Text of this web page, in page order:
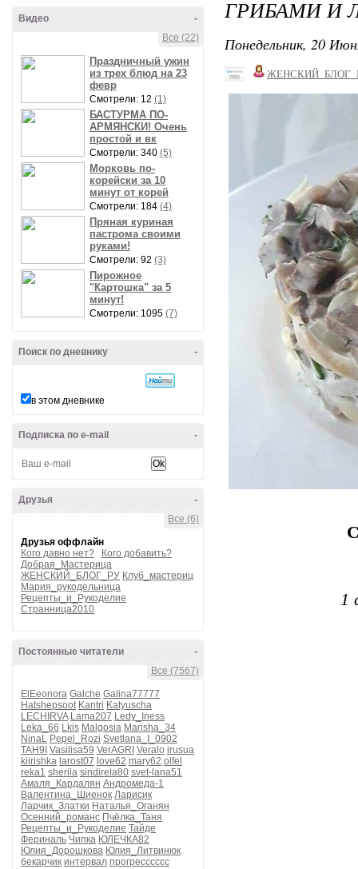
-
Видео
Все (22)
Праздничный ужин
из трех блюд на 23
февр
Смотрели: 12 (1)
БАСТУРМА ПО-
АРМЯНСКИ! Очень
простой и вк
Смотрели: 340 (5)
Морковь по-
корейски за 10
минут от корей
Смотрели: 184 (4)
Пряная куриная
пастрома своими
руками!
Смотрели: 92 (3)
Пирожное
"Картошка" за 5
минут!
Смотрели: 1095 (7)
-
Поиск по дневнику
в этом дневнике
-
Подписка по e-mail
-
Друзья
Все (6)
Друзья оффлайн
Кого давно нет?
Кого добавить?
Добрая_Мастерица
ЖЕНСКИЙ_БЛОГ_РУ Клуб_мастериц
Мария_рукодельница
Рецепты_и_Рукоделие
Странница2010
-
Постоянные читатели
Все (7567)
ElEeonora Galche Galina77777
Hatshepsoot Kantri Katyuscha
LECHIRVA Lama207 Ledy_Iness
Leka_66 Lkis Malgosia Marisha_34
NinaL Pepel_Rozi Svetlana_I_0902
TAH9I Vasilisa59 VerAGRI Veralo irusua
kiirishka larost07 love62 mary62 olfel
reka1 sherila sindirela80 svet-lana51
Амаля_Кардалян Андромеда-1
Валентина_Шиенок Ларисик
Ларчик_Златки Наталья_Оганян
Осенний_романс Пчёлка_Таня
Рецепты_и_Рукоделие Тайде
Фериналь Чипка ЮЛЕЧКА82
Юлия_Дорошкова Юлия_Литвинюк
бекарчик интервал прогресссссс
ГРИБАМИ И
Понедельник, 20
1